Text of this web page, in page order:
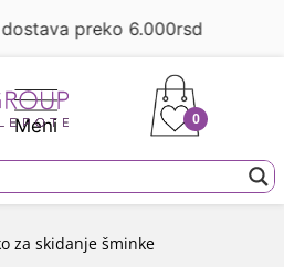
preko 6.000rsd
0
za skidanje šminke